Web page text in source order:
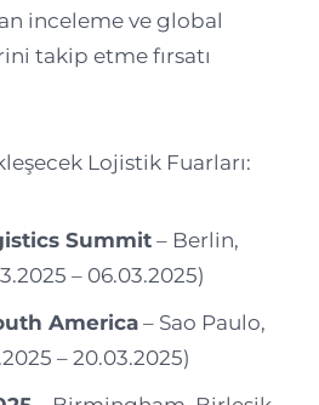
inceleme ve global
takip etme fırsatı
Lojistik Fuarları:
Summit– Berlin,
– 06.03.2025)
America– Sao Paulo,
– 20.03.2025)